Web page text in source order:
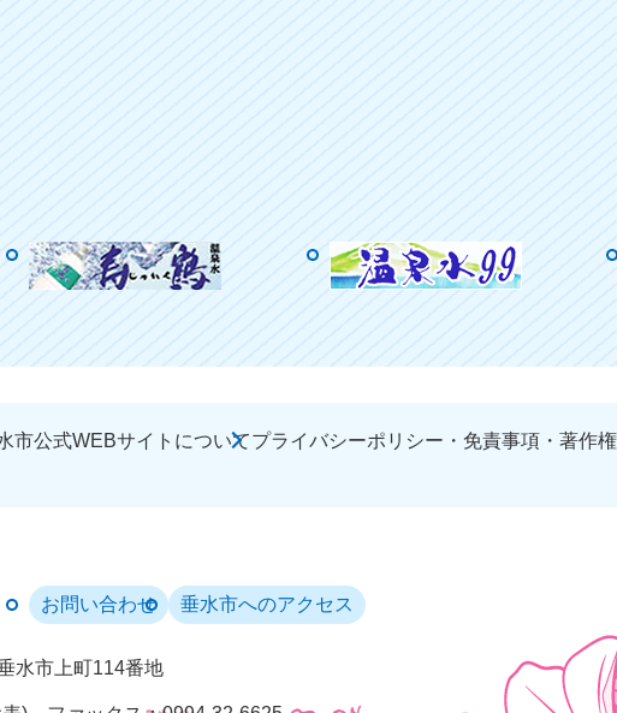
市公式WEBサイトについてプライバシーポリシー・免責事項・著作
お問い合わせ 垂水市へのアクセス
水市上町114番地